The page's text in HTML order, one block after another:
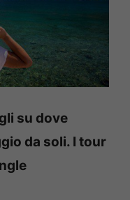
su dove
da soli. I tour